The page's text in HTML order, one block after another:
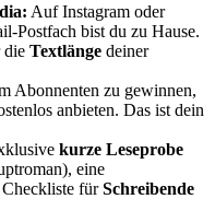
Auf Instagram oder
Postfach bist du zu Hause.
die Textlänge deiner
Abonnenten zu gewinnen,
anbieten. Das ist dein
kurze Leseprobe
eine
Checkliste fürSchreibende